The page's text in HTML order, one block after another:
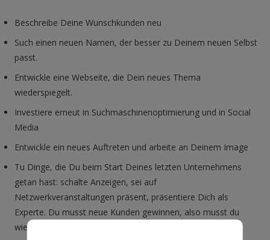
Beschreibe Deine Wunschkunden neu
Such einen neuen Namen, der besser zu Deinem neuen Selbst
passt.
Entwickle eine Webseite, die Dein neues Thema
wiederspiegelt.
Investiere erneut in Suchmaschinenoptimierung und in Social
Media
Entwickle ein neues Auftreten und arbeite an Deinem Image
Tu Dinge, die Du beim Start Deines letzten Unternehmens
getan hast: schalte Anzeigen, sei auf
Netzwerkveranstaltungen präsent, präsentiere Dich als
Experte. Du musst neue Kunden gewinnen, also musst du
wieder aktiv werden.